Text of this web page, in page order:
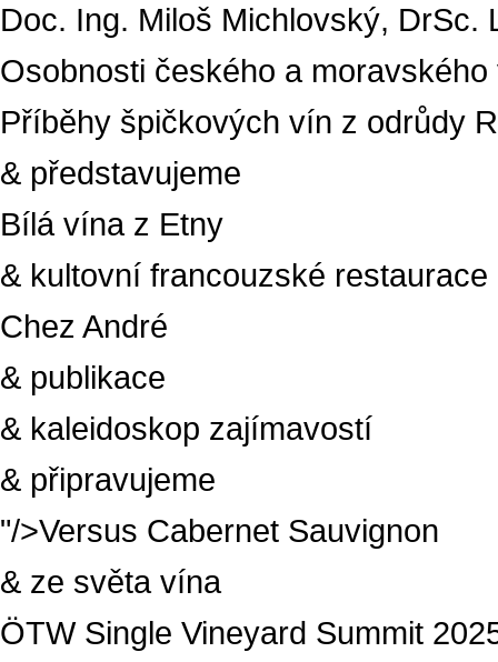
Doc. Ing. Miloš Michlovský,
Osobnosti českého a
Příběhy špičkových vín z odrůdy
& představujeme
Bílá vína z Etny
& kultovní francouzské restaurace
Chez André
& publikace
& kaleidoskop zajímavostí
& připravujeme
"/>Versus Cabernet Sauvignon
& ze světa vína
ÖTW Single Vineyard Summit